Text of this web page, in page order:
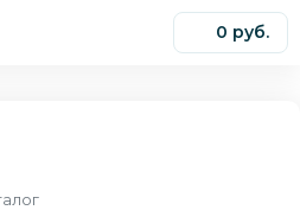
0 руб.